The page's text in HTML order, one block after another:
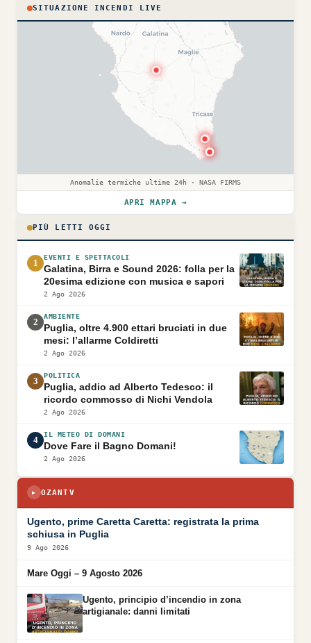
SITUAZIONE INCENDI LIVE
Anomalie termiche ultime 24h · NASA FIRMS
APRI MAPPA →
PIÙ LETTI OGGI
1
EVENTI E SPETTACOLI
Galatina, Birra e Sound 2026: folla per la
20esima edizione con musica e sapori
2 Ago 2026
2
AMBIENTE
Puglia, oltre 4.900 ettari bruciati in due
mesi: l’allarme Coldiretti
2 Ago 2026
3
POLITICA
Puglia, addio ad Alberto Tedesco: il
ricordo commosso di Nichi Vendola
2 Ago 2026
4
IL METEO DI DOMANI
Dove Fare il Bagno Domani!
2 Ago 2026
▶ OZANTV
▶
Ugento, prime Caretta Caretta: registrata la prima
schiusa in Puglia
9 Ago 2026
Mare Oggi – 9 Agosto 2026
Ugento, principio d’incendio in zona
artigianale: danni limitati